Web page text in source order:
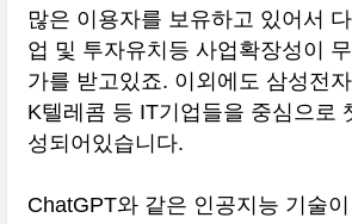
많은 이용자를 보유하고 있어서
업 및 투자유치등 사업확장성이
가를 받고있죠. 이외에도 삼성전
K텔레콤 등 IT기업들을 중심으로
성되어있습니다.
ChatGPT와 같은 인공지능 기술이